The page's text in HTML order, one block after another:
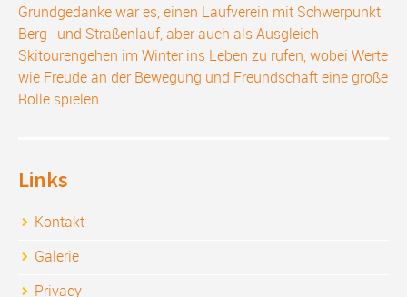
Grundgedanke war es, einen Laufverein mit Schwerpunkt
Berg- und Straßenlauf, aber auch als Ausgleich
Skitourengehen im Winter ins Leben zu rufen, wobei Werte
wie Freude an der Bewegung und Freundschaft eine große
Rolle spielen.
Links
Kontakt
Galerie
Privacy